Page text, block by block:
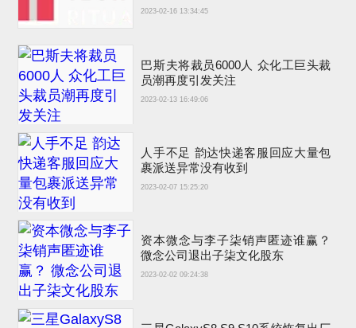
2023-02-16 13:34:45
巴斯夫将裁员6000人 众化工巨头裁
员潮再度引发关注
2023-02-13 16:49:06
人手不足 韵达快递客服回应大量包
裹派送异常没有收到
2023-02-07 15:25:20
资本微念与李子柒销声匿迹谁赢？
微念公司退出子柒文化股东
2023-02-02 09:24:38